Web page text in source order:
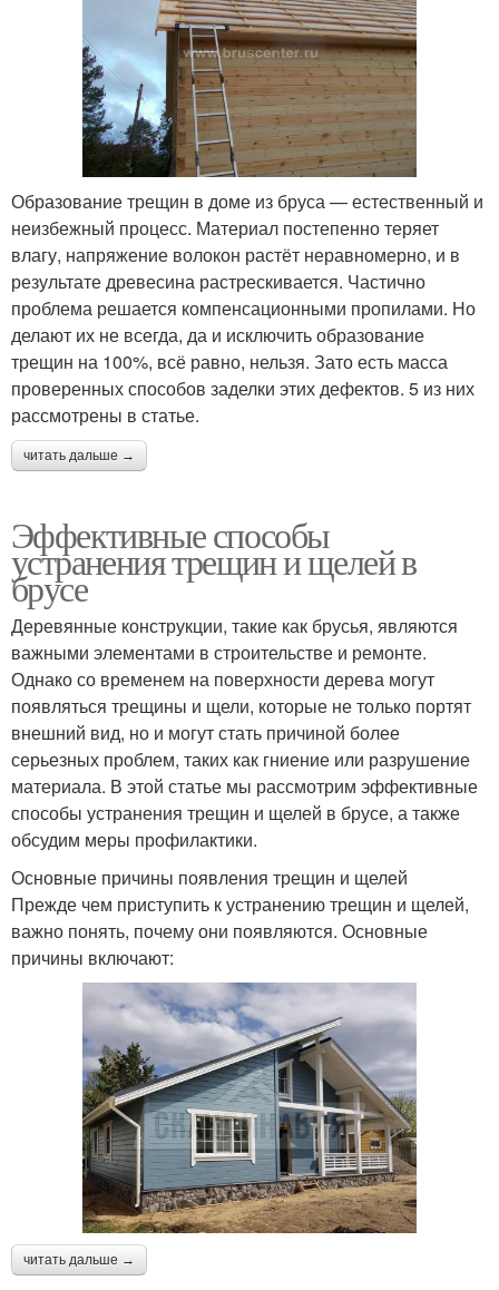
Образование трещин в доме из бруса — естественный и
неизбежный процесс. Материал постепенно теряет
влагу, напряжение волокон растёт неравномерно, и в
результате древесина растрескивается. Частично
проблема решается компенсационными пропилами. Но
делают их не всегда, да и исключить образование
трещин на 100%, всё равно, нельзя. Зато есть масса
проверенных способов заделки этих дефектов. 5 из них
рассмотрены в статье.
читать дальше →
Эффективные способы
устранения трещин и щелей в
брусе
Деревянные конструкции, такие как брусья, являются
важными элементами в строительстве и ремонте.
Однако со временем на поверхности дерева могут
появляться трещины и щели, которые не только портят
внешний вид, но и могут стать причиной более
серьезных проблем, таких как гниение или разрушение
материала. В этой статье мы рассмотрим эффективные
способы устранения трещин и щелей в брусе, а также
обсудим меры профилактики.
Основные причины появления трещин и щелей
Прежде чем приступить к устранению трещин и щелей,
важно понять, почему они появляются. Основные
причины включают:
читать дальше →